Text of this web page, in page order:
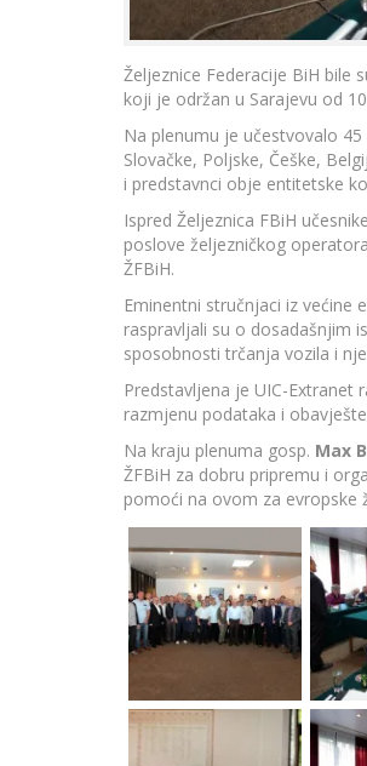
Željeznice Federacije BiH bile
koji je održan u Sarajevu od
Na plenumu je učestvovalo
Slovačke, Poljske, Češke,
i predstavnci obje entitetske
Ispred Željeznica FBiH
poslove željezničkog
ŽFBiH.
Eminentni stručnjaci iz većine
raspravljali su o dosadašnjim
sposobnosti trčanja vozila i
Predstavljena je UIC-
razmjenu podataka i
Na kraju plenuma gosp. Max
ŽFBiH za dobru pripremu i
pomoći na ovom za evropske